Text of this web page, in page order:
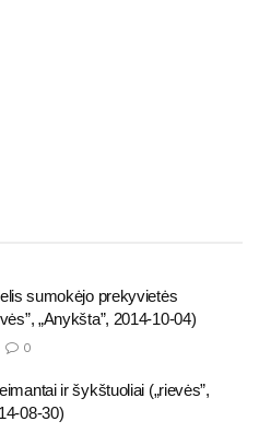
sumokėjo prekyvietės
„Anykšta”, 2014-10-04)
0
ir šykštuoliai („rievės”,
08-30)